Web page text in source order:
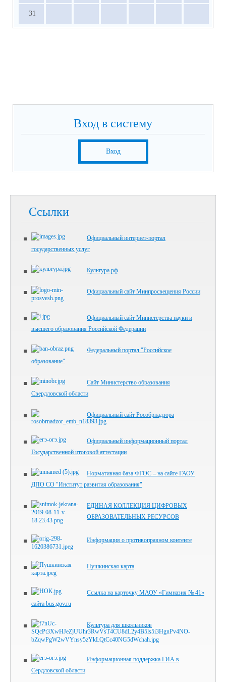
31
Вход в систему
Вход
Ссылки
Официальный интернет-портал
государственных услуг
Культура.рф
Официальный сайт Минпросвещения России
Официальный сайт Министерства науки и
высшего образования Российской Федерации
Федеральный портал "Российское
образование"
Сайт Министерство образования
Свердловской области
Официальный сайт Рособрнадзора
Официальный информационный портал
Государственной итоговой аттестации
Нормативная база ФГОС – на сайте ГАОУ
ДПО СО "Институт развития образования"
ЕДИНАЯ КОЛЛЕКЦИЯ ЦИФРОВЫХ
ОБРАЗОВАТЕЛЬНЫХ РЕСУРСОВ
Информация о противоправном контенте
Пушкинская карта
Ссылка на карточку МАОУ «Гимназия № 41»
сайта bus.gov.ru
Культура для школьников
Информационная поддержка ГИА в
Сердловской области